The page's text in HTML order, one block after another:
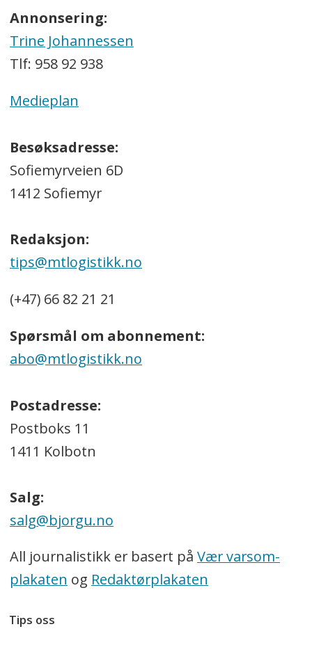
Annonsering:
Trine Johannessen
Tlf: 958 92 938
Medieplan
Besøksadresse:
Sofiemyrveien 6D
1412 Sofiemyr
Redaksjon:
tips@mtlogistikk.no
(+47) 66 82 21 21
Spørsmål om abonnement:
abo@mtlogistikk.no
Postadresse:
Postboks 11
1411 Kolbotn
Salg:
salg@bjorgu.no
All journalistikk er basert på Vær varsom-
plakaten og Redaktørplakaten
Tips oss